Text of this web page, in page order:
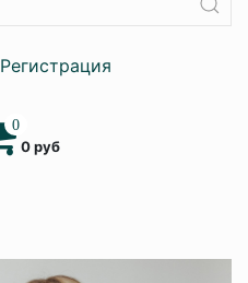
Регистрация
0
0 руб